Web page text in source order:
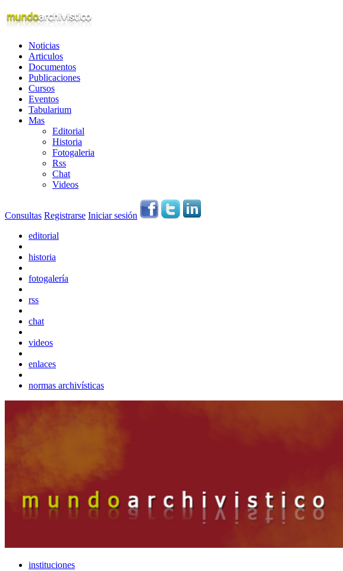
Noticias
Articulos
Documentos
Publicaciones
Cursos
Eventos
Tabularium
Mas
Editorial
Historia
Fotogaleria
Rss
Chat
Videos
Consultas Registrarse Iniciar sesión
editorial
historia
fotogalería
rss
chat
videos
enlaces
normas archivísticas
instituciones